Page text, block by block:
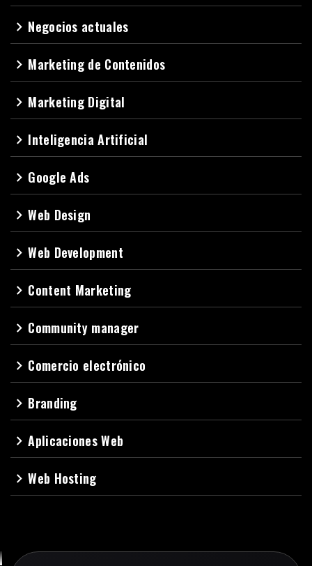
navigate_next Negocios actuales
navigate_next Marketing de Contenidos
navigate_next Marketing Digital
navigate_next Inteligencia Artificial
navigate_next Google Ads
navigate_nextWeb Design
navigate_nextWeb Development
navigate_next Content Marketing
navigate_next Community manager
navigate_next Comercio electrónico
navigate_next Branding
navigate_nextAplicaciones Web
navigate_nextWeb Hosting